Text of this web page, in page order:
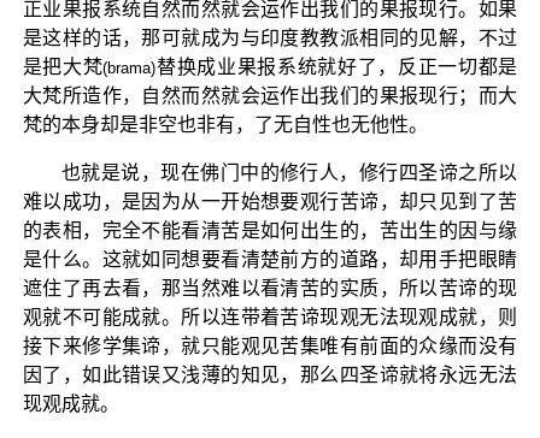
正业果报系统自然而然就会运作出我们的果报现行。如果
是这样的话，那可就成为与印度教教派相同的见解，不过
是把大梵(brama)替换成业果报系统就好了，反正一切都是
大梵所造作，自然而然就会运作出我们的果报现行；而大
梵的本身却是非空也非有，了无自性也无他性。
也就是说，现在佛门中的修行人，修行四圣谛之所以
难以成功，是因为从一开始想要观行苦谛，却只见到了苦
的表相，完全不能看清苦是如何出生的，苦出生的因与缘
是什么。这就如同想要看清楚前方的道路，却用手把眼睛
遮住了再去看，那当然难以看清苦的实质，所以苦谛的现
观就不可能成就。所以连带着苦谛现观无法现观成就，则
接下来修学集谛，就只能观见苦集唯有前面的众缘而没有
因了，如此错误又浅薄的知见，那么四圣谛就将永远无法
现观成就。